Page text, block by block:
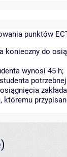
punktów
konieczny do
wynosi 45 h;
któremu